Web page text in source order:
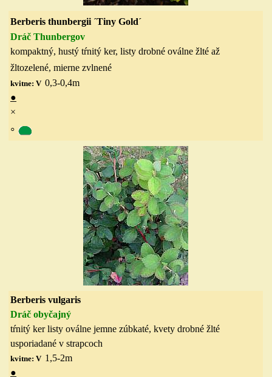
Berberis thunbergii ´Tiny Gold´
Dráč Thunbergov
kompaktný, hustý tŕnitý ker, listy drobné oválne žlté až
žltozelené, mierne zvlnené
kvitne: V 0,3-0,4m
●
×
◦
Berberis vulgaris
Dráč obyčajný
tŕnitý kerlisty oválne jemne zúbkaté, kvety drobné žlté
usporiadané v strapcoch
kvitne: V 1,5-2m
●